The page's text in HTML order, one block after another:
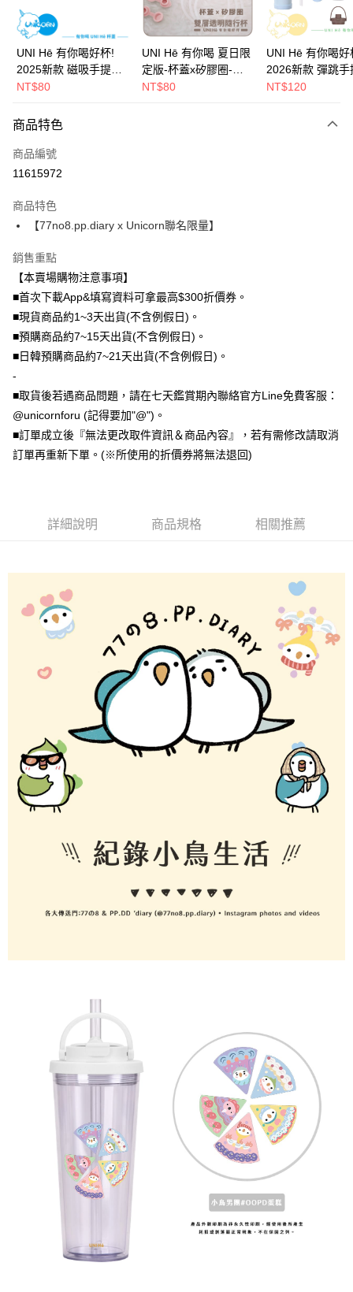
上海商業儲蓄銀行
台北富邦商業銀行
國泰世華商業銀行
兆豐國際商業銀行
臺灣中小企業銀行
台中商業銀行
匯豐（台灣）商業銀行
華泰商業銀行
聯邦商業銀行
遠東國際商業銀行
元大商業銀行
台新國際商業銀行
華南商業銀行
彰化商業銀行
上海商業儲蓄銀行
台北富邦商業銀行
國泰世華商業銀行
兆豐國際商業銀行
臺灣中小企業銀行
台中商業銀行
匯豐（台灣）商業銀行
元大商業銀行
玉山商業銀行
台新國際商業銀行
台灣樂天信用卡公司
合作金庫商業銀行
第一商業銀行
華南商業銀行
上海商業儲蓄銀行
台北富邦商業銀行
國泰世華商業銀行
兆豐國際商業銀行
臺灣中小企業銀行
聯邦商業銀行
玉山商業銀行
台新國際商業銀行
24 期 0 利率 每期 NT$28 20家銀行
合作金庫商業銀行
第一商業銀行
華南商業銀行
彰化商業銀行
上海商業儲蓄銀行
華泰商業銀行
遠東國際商業銀行
星展（台灣）商業銀行
超商取貨付款
LINE Pay
悠遊付
Google Pay
全盈+PAY
大哥付你分期
相關說明
【大哥付你分期使用說明】
2.付款方式選擇「大哥付你分期」，訂單成立後會自動跳轉到大哥付的交易
流程，驗證手機門號後，選擇欲分期的期數、繳款截止日，確認付款後即完
成交易。
3.實際核准額度、可分期數及費用金額請依後續交易確認頁面所載為準。
消。如遇「轉專審核」未通過狀況，表示未達大哥付你分期系統評分，恕無
【繳款方式說明】
1.分期款項不併入電信帳單，「大哥付你分期」於每月結算日後寄送繳費提
醒簡訊。
2.透過簡訊連結打開帳單後，可選擇「超商條碼／台灣大直營門市／銀行轉
1.本服務係由「台灣大哥大股份有限公司」（以下簡稱本公司）所提供，讓
由本公司與您本人進行分期帳單所需資料之確認、核對及更正。
3.完整用戶服務條款，請詳閱以下連結：https://oppay.tw/userRule
AFTEE先享後付
相關說明
【關於「AFTEE先享後付」】
AFTEE先享後付是「在收到商品之後才付款」的支付方式。 讓您購物簡單
２．便利：只要手機號碼，簡訊認證，即可結帳。
３．安心：先確認商品／服務後，再付款。
【「AFTEE先享後付」結帳流程】
１．於結帳方式選擇「AFTEE先享後付」後，將跳轉至「AFTEE先享後付」
※ 請注意：結帳手續完成當下不需立刻繳費，但若您需要取消訂單，請聯絡
是否繳費成功／繳費後需取消欲退款等相關疑問，請聯繫「AFTEE先享後付
客戶支援中心」
https://netprotections.freshdesk.com/support/home
【注意事項】
１．透過由恩沛科技股份有限公司提供之「AFTEE先享後付」服務完成之交
易，需依本服務之必要範圍內提供個人資料，並將交易相關給付款項請求債
權轉讓予恩沛科技股份有限公司。
２．關於個人資料處理事宜，請瀏覽以下網址：
https://aftee.tw/terms/#terms3
３．未成年的使用者請事先徵得法定代理人或監護人之同意方可使用
「AFTEE先享後付」，若未經同意申辦者引起之損失，本公司不負相關責
４．使用「AFTEE先享後付」時，將依據個別帳號之用戶狀況，依本公司即
時審查核予不同之上限額度；若仍有額度不足之情形，本公司將視審查結果
請求用戶進行身份認證。
５．嚴禁一人註冊多個帳號或使用他人資訊註冊。若發現惡意使用之情形，
恩沛科技股份有限公司將有權停止該用戶之使用額度並採取法律行動。
ATM付款
運送方式
全家取貨付款
每筆NT$70，滿NT$1,000(含以上)免運費
7-11取貨（物流比較快）
每筆NT$70，滿NT$899(含以上)免運費
為了避免耽誤您寶貴的收件時間，建議採用宅配方式配送商品。
每筆NT$80，滿NT$1,500(含以上)免運費
EZPost 中華郵政 (*Maximum item weight: 2kg.) 查看運費
SF Express 順豐速運 (中港澳可填順豐站點點碼)
UNI Hē 有你喝好杯!
2025新款 磁吸手提杯
蓋 證 吸管杯 水杯 可吸
杯 杯子 環保杯 UNIHE
純色
NT$80
UNI Hē 有你喝 夏日限
定版-杯蓋x矽膠圈-雙
層透明隨行杯(附吸管)
NT$80
UNI Hē 有你喝好
2026新款 彈跳手
蓋 吸管杯 水杯 可吸珍
杯子 環保杯
NT$120
商品特色
商品編號
11615972
商品特色
【77no8.pp.diary x Unicorn聯名限量】
銷售重點
【本賣場購物注意事項】
■首次下載App&填寫資料可拿最高$300折價券。
■現貨商品約1~3天出貨(不含例假日)。
■預購商品約7~15天出貨(不含例假日)。
■日韓預購商品約7~21天出貨(不含例假日)。
-
■取貨後若遇商品問題，請在七天鑑賞期內聯絡官方Line免費客服：
@unicornforu (記得要加"@")。
■訂單成立後『無法更改取件資訊＆商品內容』，若有需修改請取消
訂單再重新下單。(※所使用的折價券將無法退回)
詳細說明 商品規格 相關推薦